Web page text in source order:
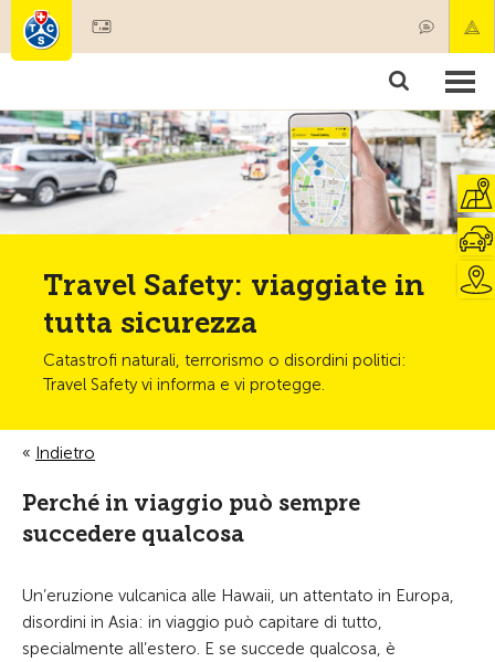
Societariato & prestazioni
Test, sicurezza & salute
Travel Safety: viaggiate in
tutta sicurezza
Catastrofi naturali, terrorismo o disordini politici:
Travel Safety vi informa e vi protegge.
Indietro
Perché in viaggio può sempre
succedere qualcosa
Un’eruzione vulcanica alle Hawaii, un attentato in Europa,
disordini in Asia: in viaggio può capitare di tutto,
specialmente all’estero. E se succede qualcosa, è